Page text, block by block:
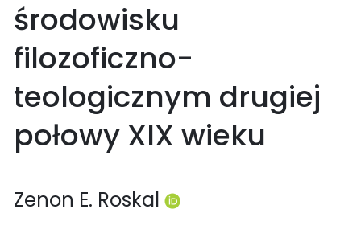
środowisku
filozoficzno-
teologicznym drugiej
połowy XIX wieku
Zenon E. Roskal